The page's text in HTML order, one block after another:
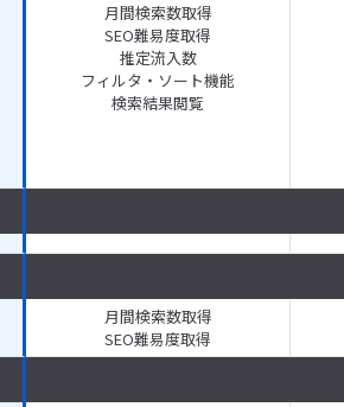
月間検索数取得
SEO難易度取得
推定流入数
フィルタ・ソート機能
検索結果閲覧
月間検索数取得
SEO難易度取得